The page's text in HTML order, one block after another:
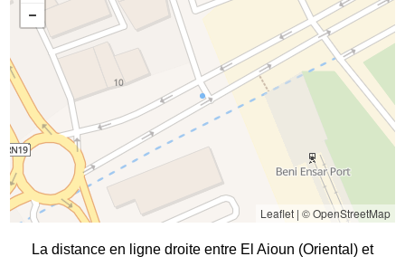
Leaflet| © OpenStreetMap
La distance en ligne droite entre El Aioun (Oriental) et